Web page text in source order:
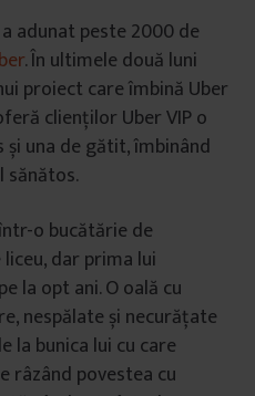
adunat peste 2000 de
. În ultimele două luni
proiect care îmbină Uber
clienților Uber VIP o
una de gătit, îmbinând
o bucătărie de
dar prima lui
la opt ani. O oală cu
nespălate și necurățate
la bunica lui cu care
râzând povestea cu